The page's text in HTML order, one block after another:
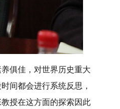
俱佳，对世界历史重大
间都会进行系统反思，
授在这方面的探索因此